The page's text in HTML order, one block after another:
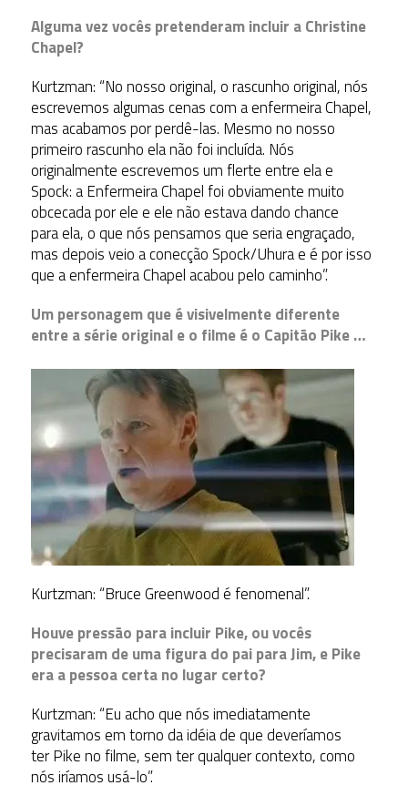
Alguma vez vocês pretenderam incluir a Christine
Chapel?
Kurtzman: “No nosso original, o rascunho original, nós
escrevemos algumas cenas com a enfermeira Chapel,
mas acabamos por perdê-las. Mesmo no nosso
primeiro rascunho ela não foi incluída. Nós
originalmente escrevemos um flerte entre ela e
Spock: a Enfermeira Chapel foi obviamente muito
obcecada por ele e ele não estava dando chance
para ela, o que nós pensamos que seria engraçado,
mas depois veio a conecção Spock/Uhura e é por isso
que a enfermeira Chapel acabou pelo caminho”.
Um personagem que é visivelmente diferente
entre a série original e o filme é o Capitão Pike …
Kurtzman: “Bruce Greenwood é fenomenal”.
Houve pressão para incluir Pike, ou vocês
precisaram de uma figura do pai para Jim, e Pike
era a pessoa certa no lugar certo?
Kurtzman: “Eu acho que nós imediatamente
gravitamos em torno da idéia de que deveríamos
ter Pike no filme, sem ter qualquer contexto, como
nós iríamos usá-lo”.